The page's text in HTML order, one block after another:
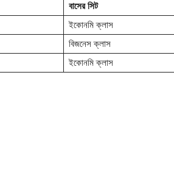
বাসের সিট
ইকোনমি ক্লাস
বিজনেস ক্লাস
ইকোনমি ক্লাস